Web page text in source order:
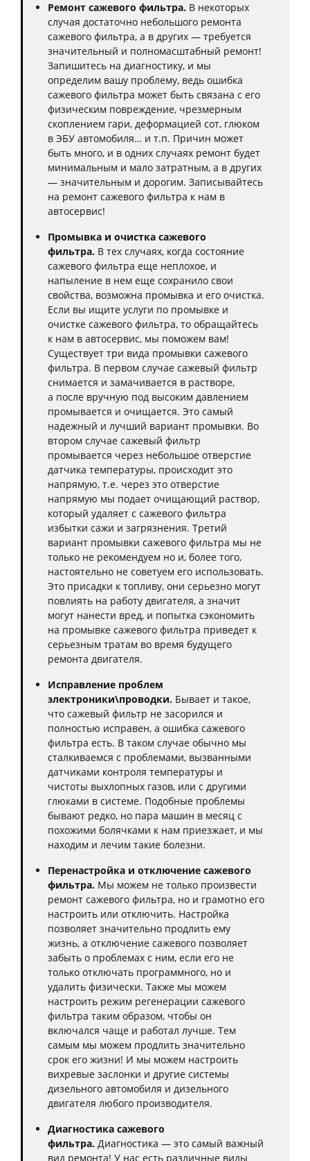
Ремонт сажевого фильтра. В некоторых
случая достаточно небольшого ремонта
сажевого фильтра, а в других — требуется
значительный и полномасштабный ремонт!
Запишитесь на диагностику, и мы
определим вашу проблему, ведь ошибка
сажевого фильтра может быть связана с его
физическим повреждение, чрезмерным
скоплением гари, деформацией сот, глюком
в ЭБУ автомобиля… и т.п. Причин может
быть много, и в одних случаях ремонт будет
минимальным и мало затратным, а в других
— значительным и дорогим. Записывайтесь
на ремонт сажевого фильтра к нам в
автосервис!
Промывка и очистка сажевого
фильтра. В тех случаях, когда состояние
сажевого фильтра еще неплохое, и
напыление в нем еще сохранило свои
свойства, возможна промывка и его очистка.
Если вы ищите услуги по промывке и
очистке сажевого фильтра, то обращайтесь
к нам в автосервис, мы поможем вам!
Существует три вида промывки сажевого
фильтра. В первом случае сажевый фильтр
снимается и замачивается в растворе,
а после вручную под высоким давлением
промывается и очищается. Это самый
надежный и лучший вариант промывки. Во
втором случае сажевый фильтр
промывается через небольшое отверстие
датчика температуры, происходит это
напрямую, т.е. через это отверстие
напрямую мы подает очищающий раствор,
который удаляет с сажевого фильтра
избытки сажи и загрязнения. Третий
вариант промывки сажевого фильтра мы не
только не рекомендуем но и, более того,
настоятельно не советуем его использовать.
Это присадки к топливу, они серьезно могут
повлиять на работу двигателя, а значит
могут нанести вред, и попытка сэкономить
на промывке сажевого фильтра приведет к
серьезным тратам во время будущего
ремонта двигателя.
Исправление проблем
электроники\проводки. Бывает и такое,
что сажевый фильтр не засорился и
полностью исправен, а ошибка сажевого
фильтра есть. В таком случае обычно мы
сталкиваемся с проблемами, вызванными
датчиками контроля температуры и
чистоты выхлопных газов, или с другими
глюками в системе. Подобные проблемы
бывают редко, но пара машин в месяц с
похожими болячками к нам приезжает, и мы
находим и лечим такие болезни.
Перенастройка и отключение сажевого
фильтра. Мы можем не только произвести
ремонт сажевого фильтра, но и грамотно его
настроить или отключить. Настройка
позволяет значительно продлить ему
жизнь, а отключение сажевого позволяет
забыть о проблемах с ним, если его не
только отключать программного, но и
удалить физически. Также мы можем
настроить режим регенерации сажевого
фильтра таким образом, чтобы он
включался чаще и работал лучше. Тем
самым мы можем продлить значительно
срок его жизни! И мы можем настроить
вихревые заслонки и другие системы
дизельного автомобиля и дизельного
двигателя любого производителя.
Диагностика сажевого
фильтра. Диагностика — это самый важный
вид ремонта! У нас есть различные виды